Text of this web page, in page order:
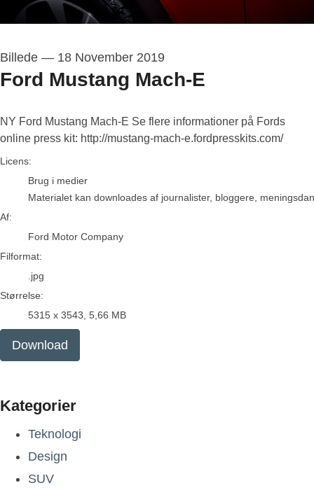
Billede — 18 November 2019
Ford Mustang Mach-E
NY Ford Mustang Mach-E Se flere informationer på Fords
online press kit: http://mustang-mach-e.fordpresskits.com/
Ford Motor Company
Licens:
Brug i medier
Materialet kan downloades af journalister, bloggere,
Af:
Ford Motor Company
Filformat:
.jpg
Størrelse:
5315 x 3543, 5,66 MB
Download
Kategorier
Teknologi
Design
SUV